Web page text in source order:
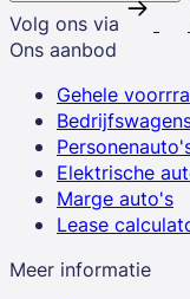
Volg ons via
Ons aanbod
Gehele
Elektrische
Marge auto's
Lease
Meer informatie